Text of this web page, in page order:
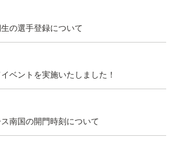
の選手登録について
ベントを実施いたしました！
南国の開門時刻について